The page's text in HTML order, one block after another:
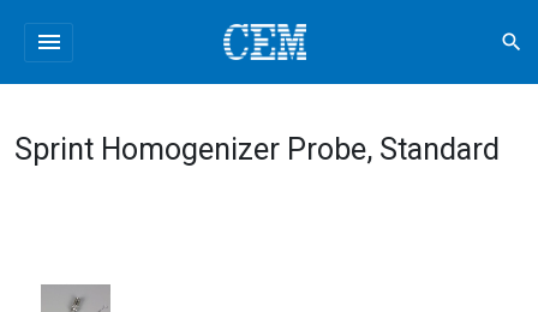
menu search
Sprint Homogenizer Probe, Standard